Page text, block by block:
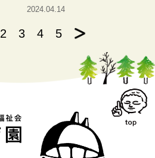
2024.04.14
2 3 4 5